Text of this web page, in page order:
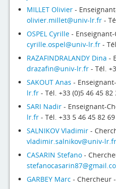
MILLET Olivier -
olivier.millet@univ-lr.fr -
OSPEL Cyrille -
cyrille.ospel@univ-lr.fr -
RAZAFINDRALANDY Dina -
drazafin@univ-lr.fr - Tél.
SAKOUT Anas -
lr.fr - Tél. +33 (0)5 46 45 82
SARI Nadir - Enseignant-
lr.fr - Tél. +33 5 46 45 82 69
SALNIKOV Vladimir -
vladimir.salnikov@univ-lr.fr
CASARIN Stefano -
GARBEY Marc - Chercheur -